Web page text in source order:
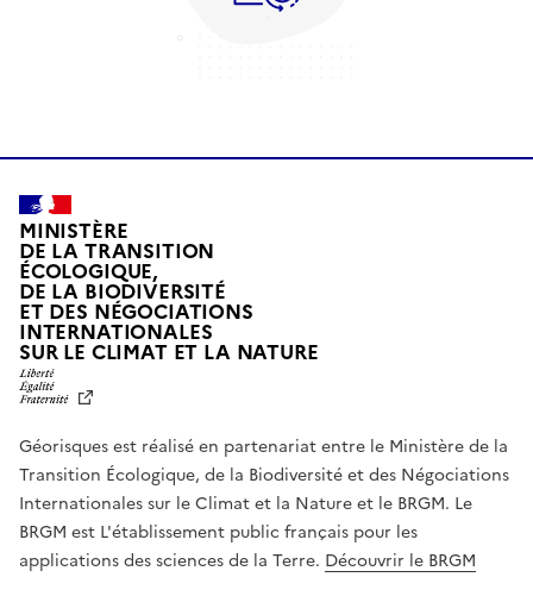
MINISTÈRE
DE LA TRANSITION
ÉCOLOGIQUE,
DE LA BIODIVERSITÉ
ET DES NÉGOCIATIONS
INTERNATIONALES
SUR LE CLIMAT ET LA NATUREL
T
É
,
É
G
A
L
Géorisques est réalisé en partenariat entre le Ministère de la
Transition Écologique, de la Biodiversité et des Négociations
Internationales sur le Climat et la Nature et le BRGM. Le
BRGM est L'établissement public français pour les
applications des sciences de la Terre. Découvrir le BRGM